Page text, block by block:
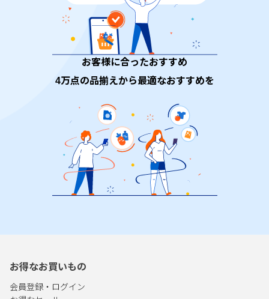
お客様に合ったおすすめ
4万点の品揃えから最適なおすすめを
お得なお買いもの
会員登録・ログイン